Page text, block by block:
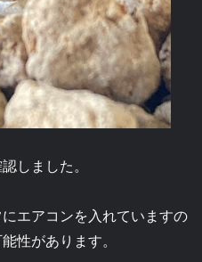
しました。
エアコンを入れていますの
性があります。